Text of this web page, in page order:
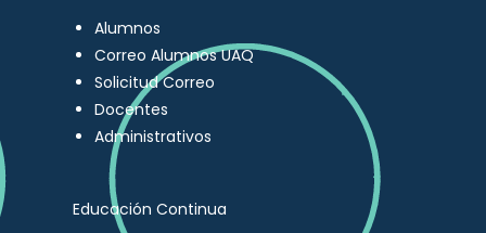
Alumnos
Correo Alumnos UAQ
Solicitud Correo
Docentes
Administrativos
Educación Continua